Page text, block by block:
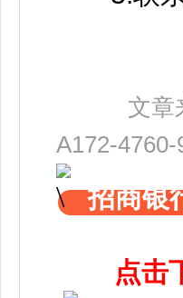
文章
A172-
招商银
点击下